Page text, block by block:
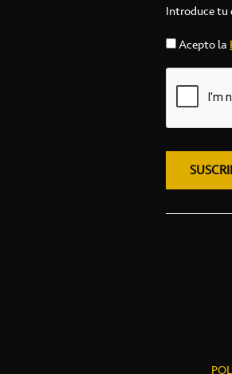
Introduce tu
Acepto la